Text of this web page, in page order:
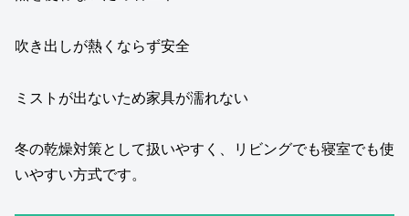
吹き出しが熱くならず安全
ミストが出ないため家具が濡れない
冬の乾燥対策として扱いやすく、リビングでも寝室でも使
いやすい方式です。